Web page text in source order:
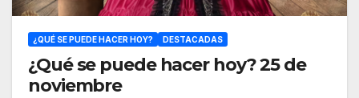
¿QUÉ SE PUEDE HACER HOY? DESTACADAS
¿Qué se puede hacer hoy? 25 de
noviembre